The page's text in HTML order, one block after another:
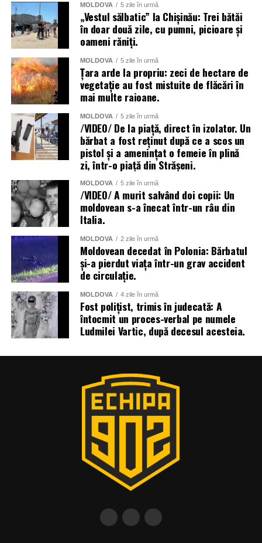
MOLDOVA 5 zile în urmă
„Vestul sălbatic” la Chișinău: Trei bătăi
în doar două zile, cu pumni, picioare și
oameni răniți.
MOLDOVA 5 zile în urmă
Țara arde la propriu: zeci de hectare de
vegetație au fost mistuite de flăcări în
mai multe raioane.
MOLDOVA 5 zile în urmă
/VIDEO/ De la piață, direct în izolator. Un
bărbat a fost reținut după ce a scos un
pistol și a amenințat o femeie în plină
zi, într-o piață din Strășeni.
MOLDOVA 5 zile în urmă
/VIDEO/ A murit salvând doi copii: Un
moldovean s-a înecat într-un râu din
Italia.
MOLDOVA 2 zile în urmă
Moldovean decedat în Polonia: Bărbatul
și-a pierdut viața într-un grav accident
de circulație.
MOLDOVA 4 zile în urmă
Fost polițist, trimis în judecată: A
întocmit un proces-verbal pe numele
Ludmilei Vartic, după decesul acesteia.